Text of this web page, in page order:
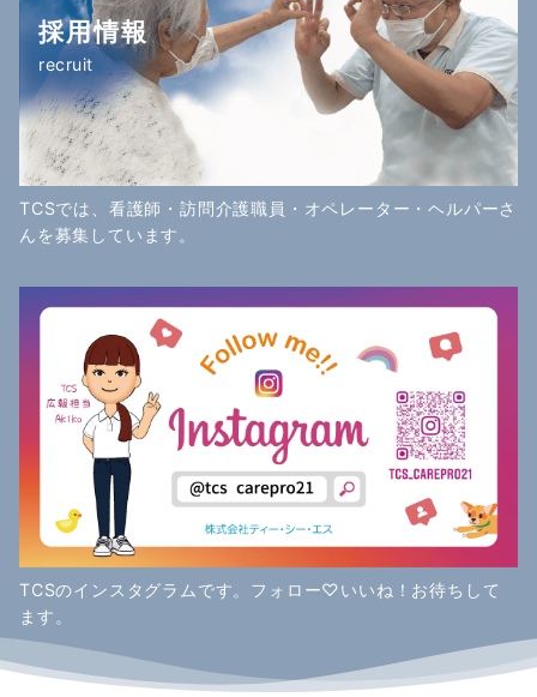
採用情報
recruit
TCSでは、看護師・訪問介護職員・オペレーター・ヘルパーさ
んを募集しています。
TCSのインスタグラムです。フォロー♡いいね！お待ちして
ます。